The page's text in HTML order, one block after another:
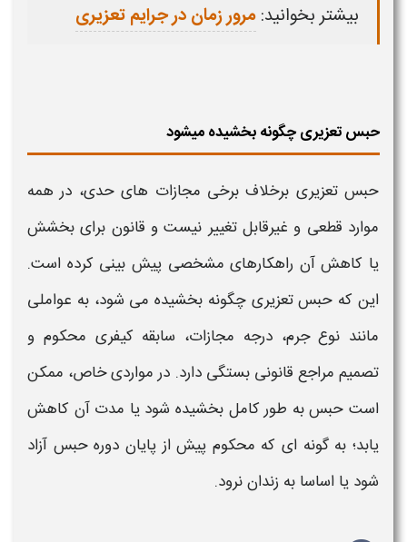
بیشتر بخوانید:مرور زمان در جرایم تعزیری
حبس تعزیری چگونه بخشیده میشود
حبس تعزیری برخلاف برخی مجازات های حدی، در همه
موارد قطعی و غیرقابل تغییر نیست و قانون برای بخشش
یا کاهش آن راهکارهای مشخصی پیش بینی کرده است.
این که حبس تعزیری چگونه بخشیده می شود، به عواملی
مانند نوع جرم، درجه مجازات، سابقه کیفری محکوم و
تصمیم مراجع قانونی بستگی دارد. در مواردی خاص، ممکن
است حبسبه طور کامل بخشیده شود یا مدت آن کاهش
یابد؛ به گونه ای که محکوم پیش از پایان دورهحبس آزاد
شود یا اساسا به زنداننرود.